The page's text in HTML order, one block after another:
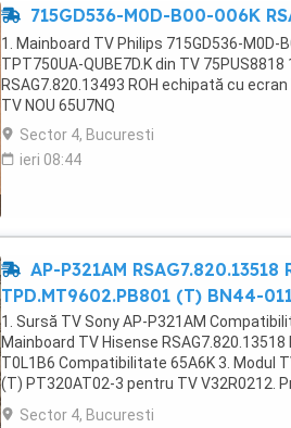
715GD536-M0D-B00-006K
1. Mainboard TV Philips 715GD536-M0D-
TPT750UA-QUBE7D.K din TV
RSAG7.820.13493 ROH echipată cu
TV NOU 65U7NQ
Sector 4, Bucuresti
ieri 08:44
AP-P321AM RSAG7.820.13518
TPD.MT9602.PB801 (T) BN44-
1. Sursă TV Sony AP-P321AM
Mainboard TV Hisense RSAG7.820.13518
T0L1B6 Compatibilitate 65A6K 3. Modul
(T) PT320AT02-3 pentru TV V32R0212.
Samsung BN44-01114A din TV
Sector 4, Bucuresti